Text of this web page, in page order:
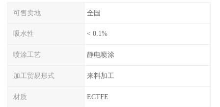
可售卖地 全国
吸水性 < 0.1%
喷涂工艺 静电喷涂
加工贸易形式 来料加工
材质 ECTFE